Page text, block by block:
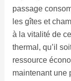
passage
les gîtes et
à la vitalité de
thermal, qu’il
ressource
maintenant une